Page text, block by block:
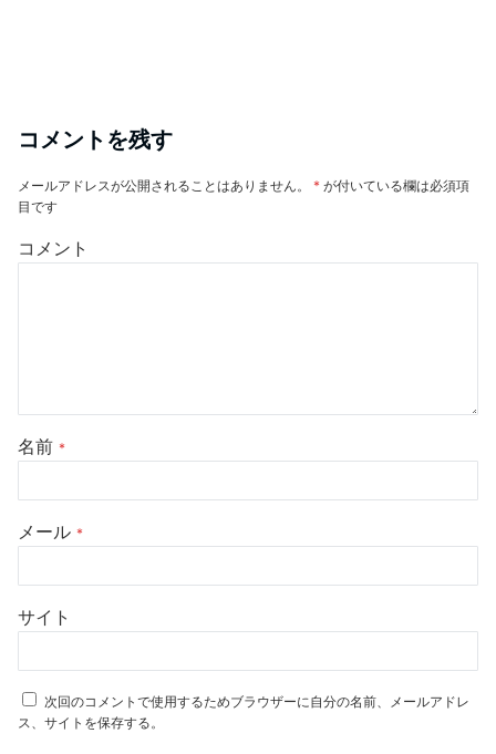
コメントを残す
メールアドレスが公開されることはありません。 * が付いている欄は必須項
目です
コメント
名前 *
メール *
サイト
次回のコメントで使用するためブラウザーに自分の名前、メールアドレ
ス、サイトを保存する。